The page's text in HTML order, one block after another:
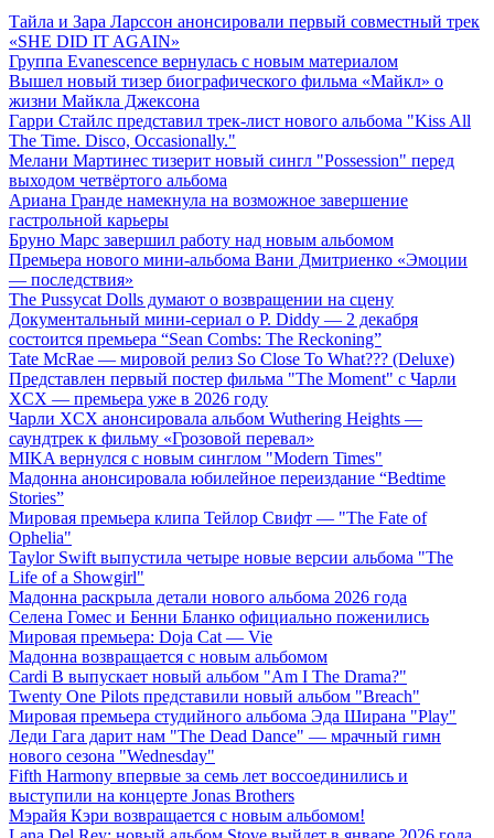
Тайла и Зара Ларссон анонсировали первый совместный трек
«SHE DID IT AGAIN»
Группа Evanescence вернулась с новым материалом
Вышел новый тизер биографического фильма «Майкл» о
жизни Майкла Джексона
Гарри Стайлс представил трек-лист нового альбома "Kiss All
The Time. Disco, Occasionally."
Мелани Мартинес тизерит новый сингл "Possession" перед
выходом четвёртого альбома
Ариана Гранде намекнула на возможное завершение
гастрольной карьеры
Бруно Марс завершил работу над новым альбомом
Премьера нового мини-альбома Вани Дмитриенко «Эмоции
— последствия»
The Pussycat Dolls думают о возвращении на сцену
Документальный мини-сериал о P. Diddy — 2 декабря
состоится премьера “Sean Combs: The Reckoning”
Tate McRae — мировой релиз So Close To What??? (Deluxe)
Представлен первый постер фильма "The Moment" с Чарли
XCX — премьера уже в 2026 году
Чарли XCX анонсировала альбом Wuthering Heights —
саундтрек к фильму «Грозовой перевал»
MIKA вернулся с новым синглом "Modern Times"
Мадонна анонсировала юбилейное переиздание “Bedtime
Stories”
Мировая премьера клипа Тейлор Свифт — "The Fate of
Ophelia"
Taylor Swift выпустила четыре новые версии альбома "The
Life of a Showgirl"
Мадонна раскрыла детали нового альбома 2026 года
Селена Гомес и Бенни Бланко официально поженились
Мировая премьера: Doja Cat — Vie
Мадонна возвращается с новым альбомом
Cardi B выпускает новый альбом "Am I The Drama?"
Twenty One Pilots представили новый альбом "Breach"
Мировая премьера студийного альбома Эда Ширана "Play"
Леди Гага дарит нам "The Dead Dance" — мрачный гимн
нового сезона "Wednesday"
Fifth Harmony впервые за семь лет воссоединились и
выступили на концерте Jonas Brothers
Мэрайя Кэри возвращается с новым альбомом!